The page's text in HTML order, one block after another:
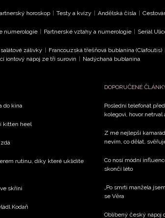
horoskop | Testy a kvízy | Andělská čísla |
numerologie | Partnerské vztahy a numerologie | Seriál
zálivky | Francouzská třešňová bublanina (Clafoutis)
iontový nápoj ze tří surovin | Nadýchaná bublanina
do kina
kitten heel
rutinu, díky které uklidíte
skříni
Kodaň
DOPORUČENÉ
Poslední telefonát
kolegovi, hovor
Z mé nejlepší
nevím, co dělat,
Co nosí módní
skončí léto
„Po smrti manžela
se Věra
Oblíbený český nápoj